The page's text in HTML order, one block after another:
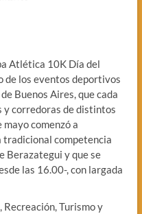
Atlética 10K Día del
de los eventos deportivos
Buenos Aires, que cada
y corredoras de distintos
comenzó a
competencia
Berazategui y que se
las 16.00-, con largada
Turismo y